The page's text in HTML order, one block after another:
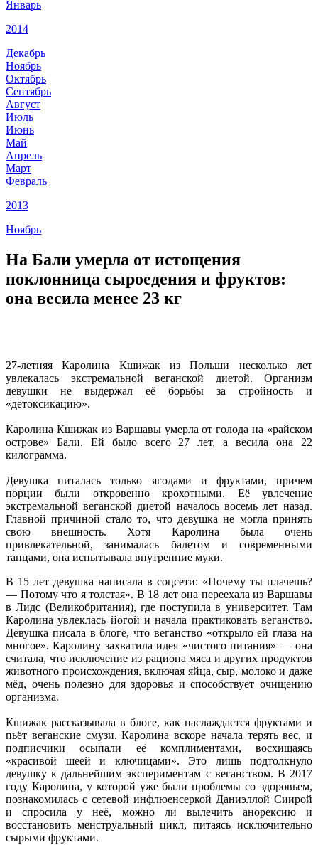
Январь
2014
Декабрь
Ноябрь
Октябрь
Сентябрь
Август
Июль
Июнь
Май
Апрель
Март
Февраль
2013
Ноябрь
На Бали умерла от истощения
поклонница сыроедения и фруктов:
она весила менее 23 кг
27-летняя Каролина Кшижак из Польши несколько лет
увлекалась экстремальной веганской диетой. Организм
девушки не выдержал её борьбы за стройность и
«детоксикацию».
Каролина Кшижак из Варшавы умерла от голода на «райском
острове» Бали. Ей было всего 27 лет, а весила она 22
килограмма.
Девушка питалась только ягодами и фруктами, причем
порции были откровенно крохотными. Её увлечение
экстремальной веганской диетой началось восемь лет назад.
Главной причиной стало то, что девушка не могла принять
свою внешность. Хотя Каролина была очень
привлекательной, занималась балетом и современными
танцами, она испытывала внутренние муки.
В 15 лет девушка написала в соцсети: «Почему ты плачешь?
— Потому что я толстая». В 18 лет она переехала из Варшавы
в Лидс (Великобритания), где поступила в университет. Там
Каролина увлеклась йогой и начала практиковать веганство.
Девушка писала в блоге, что веганство «открыло ей глаза на
многое». Каролину захватила идея «чистого питания» — она
считала, что исключение из рациона мяса и других продуктов
животного происхождения, включая яйца, сыр, молоко и даже
мёд, очень полезно для здоровья и способствует очищению
организма.
Кшижак рассказывала в блоге, как наслаждается фруктами и
пьёт веганские смузи. Каролина вскоре начала терять вес, и
подписчики осыпали её комплиментами, восхищаясь
«красивой шеей и ключицами». Это лишь подтолкнуло
девушку к дальнейшим экспериментам с веганством. В 2017
году Каролина, у которой уже были проблемы со здоровьем,
познакомилась с сетевой инфлюенсеркой Даниэллой Сиирой
и спросила у неё, можно ли вылечить анорексию и
восстановить менструальный цикл, питаясь исключительно
сырыми фруктами.